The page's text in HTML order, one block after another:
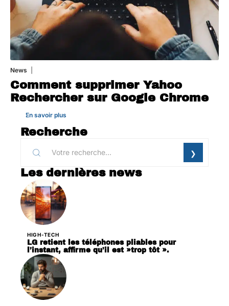
News
Comment supprimer Yahoo
Rechercher sur Google Chrome
En savoir plus
Recherche
Les dernières news
HIGH-TECH
LG retient les téléphones pliables pour
l’instant, affirme qu’il est »trop tôt ».